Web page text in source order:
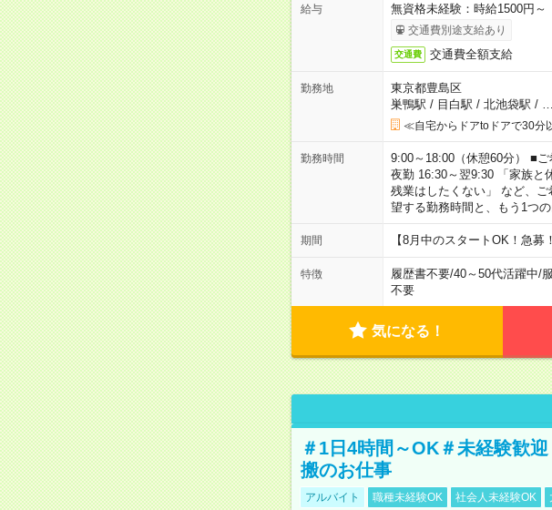
給与 無資格未経験：時給1500円
交通費別途支給あり
交通費 交通費全額支給
勤務地
東京都豊島区
巣鴨駅 / 目白駅 / 北池袋駅 /
≪自宅からドアtoドアで30分
勤務時間
9:00～18:00（休憩60分） ■
夜勤 16:30～翌9:30 「家族と
残業はしたくない」 など、
望する勤務時間と、もう1つ
期間 【8月中のスタートOK！急
特徴 履歴書不要/40～50代活躍中/
不要
気になる！
＃1日4時間～OK＃未経験歓
搬のお仕事
アルバイト 職種未経験OK 社会人未経験OK